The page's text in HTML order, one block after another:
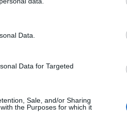
Data.
Data for Targeted
Sale, and/or Sharing
the Purposes for which it
a fost preluat